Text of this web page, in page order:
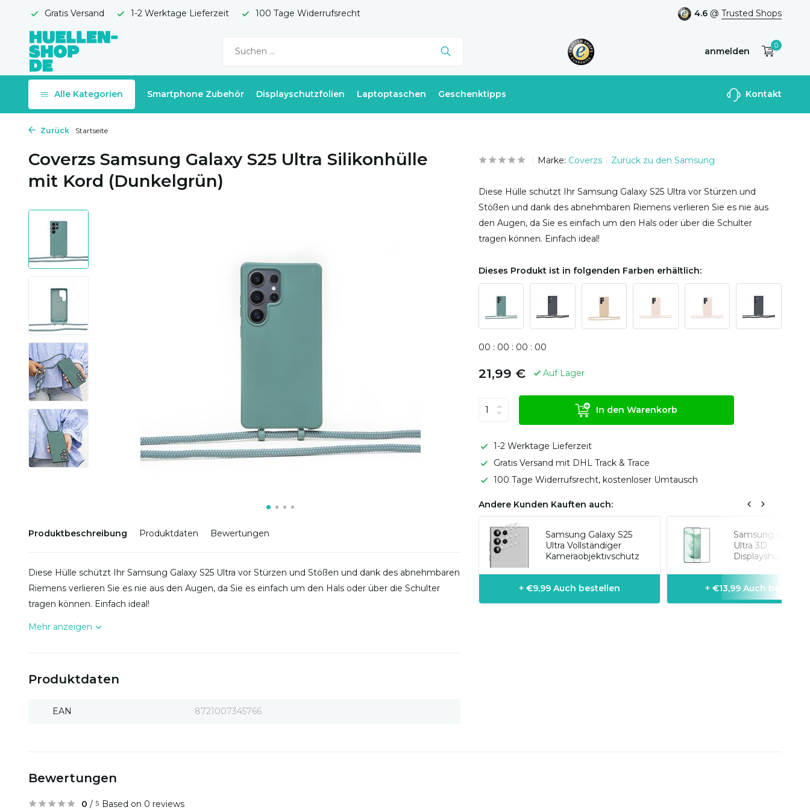
Gratis Versand 1-2 Werktage Lieferzeit 100 Tage Widerrufsrecht 4.6 @ Trusted Shops
anmelden
Benutzerkonto
0
Alle Kategorien Smartphone Zubehör Displayschutzfolien Laptoptaschen Geschenktipps Kontakt
Zurück Startseite
Coverzs Samsung Galaxy S25 Ultra Silikonhülle
mit Kord (Dunkelgrün)
Produktbeschreibung Produktdaten Bewertungen
Diese Hülle schützt Ihr Samsung Galaxy S25 Ultra vor Stürzen und Stößen und dank des abnehmbaren
Riemens verlieren Sie es nie aus den Augen, da Sie es einfach um den Hals oder über die Schulter
tragen können. Einfach ideal!
Mehr anzeigen
Produktdaten
EAN 8721007345766
Marke: Coverzs Zurück zu den Samsung
Diese Hülle schützt Ihr Samsung Galaxy S25 Ultra vor Stürzen und
Stößen und dank des abnehmbaren Riemens verlieren Sie es nie aus
den Augen, da Sie es einfach um den Hals oder über die Schulter
tragen können. Einfach ideal!
Dieses Produkt ist in folgenden Farben erhältlich:
00 : 00 : 00 : 00
21,99 € Auf Lager
In den Warenkorb
1-2 Werktage Lieferzeit
Gratis Versand mit DHL Track & Trace
100 Tage Widerrufsrecht, kostenloser Umtausch
Andere Kunden Kauften auch:
Samsung Galaxy S25
Ultra Vollständiger
Kameraobjektivschutz
+ €9,99 Auch bestellen
Samsung Galaxy
Ultra 3D
+ €13,99 Auch bestellen
Bewertungen
0 / 5 Based on 0 reviews